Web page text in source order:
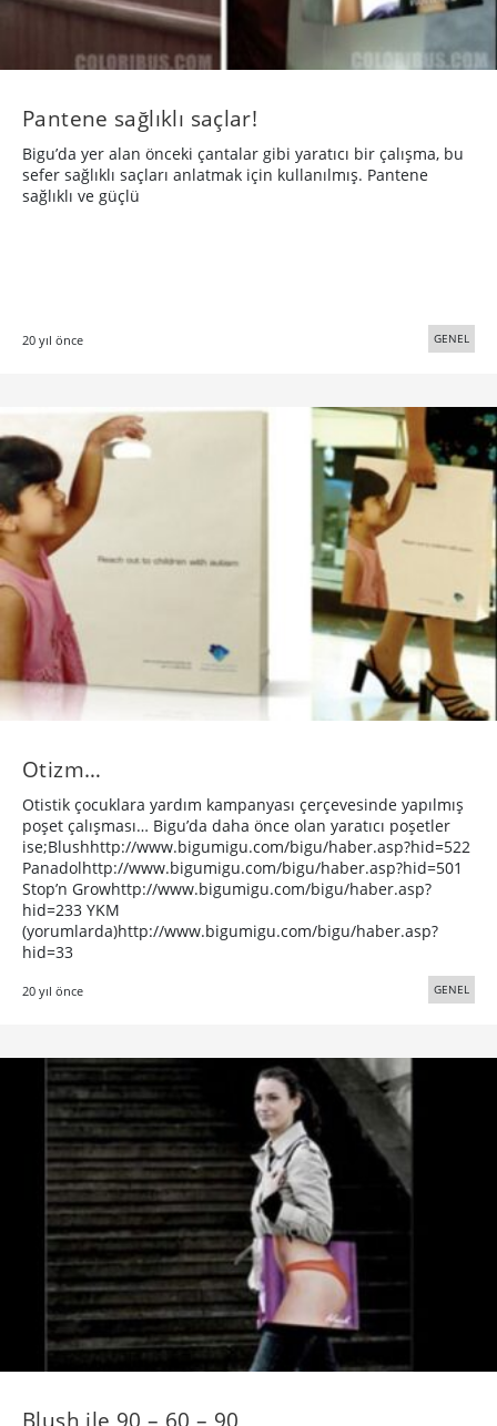
Pantene sağlıklı saçlar!
Bigu’da yer alan önceki çantalar gibi yaratıcı bir çalışma, bu
sefer sağlıklı saçları anlatmak için kullanılmış. Pantene
sağlıklı ve güçlü
20 yıl önce GENEL
Otizm…
Otistik çocuklara yardım kampanyası çerçevesinde yapılmış
poşet çalışması… Bigu’da daha önce olan yaratıcı poşetler
ise;Blushhttp://www.bigumigu.com/bigu/haber.asp?hid=522
Panadolhttp://www.bigumigu.com/bigu/haber.asp?hid=501
Stop’n Growhttp://www.bigumigu.com/bigu/haber.asp?
hid=233 YKM
(yorumlarda)http://www.bigumigu.com/bigu/haber.asp?
hid=33
20 yıl önce GENEL
Blush ile 90 – 60 – 90